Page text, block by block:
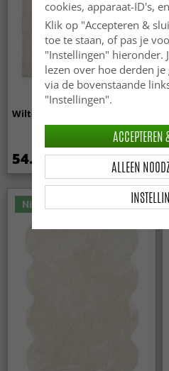
Wilton - Sunayama (wit)
54.99 €
Nieuw
cookies, apparaat-ID's,
Klik op "Accepteren &
toe te staan, of pas je
"Instellingen" hieronder.
lezen over hoe derden
via de bovenstaande
"Instellingen".
ALLEEN
ACCEPTEREN